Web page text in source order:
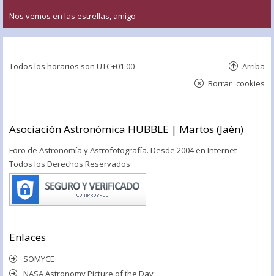
Nos vemos en las estrellas, amigo
Todos los horarios son UTC+01:00 Arriba
Borrar cookies
Asociación Astronómica HUBBLE | Martos (Jaén)
Foro de Astronomía y Astrofotografía. Desde 2004 en Internet
Todos los Derechos Reservados
Enlaces
SOMYCE